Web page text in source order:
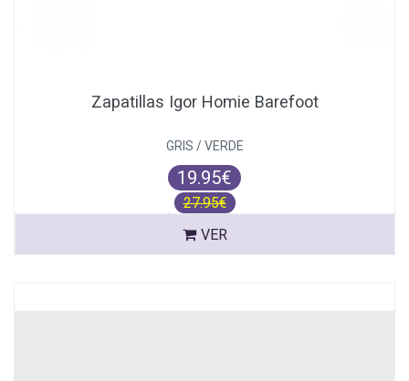
Zapatillas Igor Homie Barefoot
GRIS / VERDE
19.95€
27.95€
VER